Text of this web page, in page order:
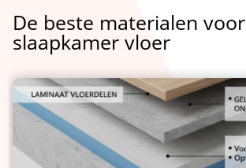
De beste materialen
slaapkamer vloer